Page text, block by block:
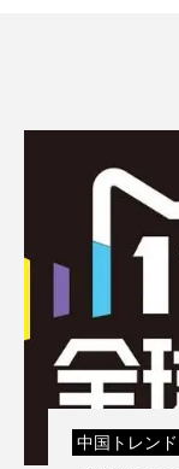
中国トレンド